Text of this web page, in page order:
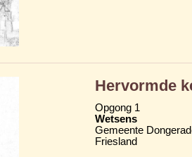
Hervormde
Opgong 1
Wetsens
Gemeente
Friesland